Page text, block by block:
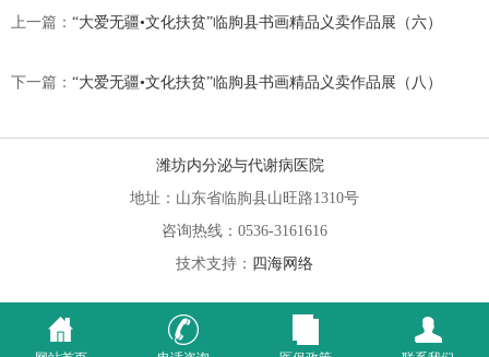
上一篇： “大爱无疆•文化扶贫”临朐县书画精品义卖作品展（六）
下一篇： “大爱无疆•文化扶贫”临朐县书画精品义卖作品展（八）
潍坊内分泌与代谢病医院
地址：山东省临朐县山旺路1310号
咨询热线：0536-3161616
技术支持： 四海网络